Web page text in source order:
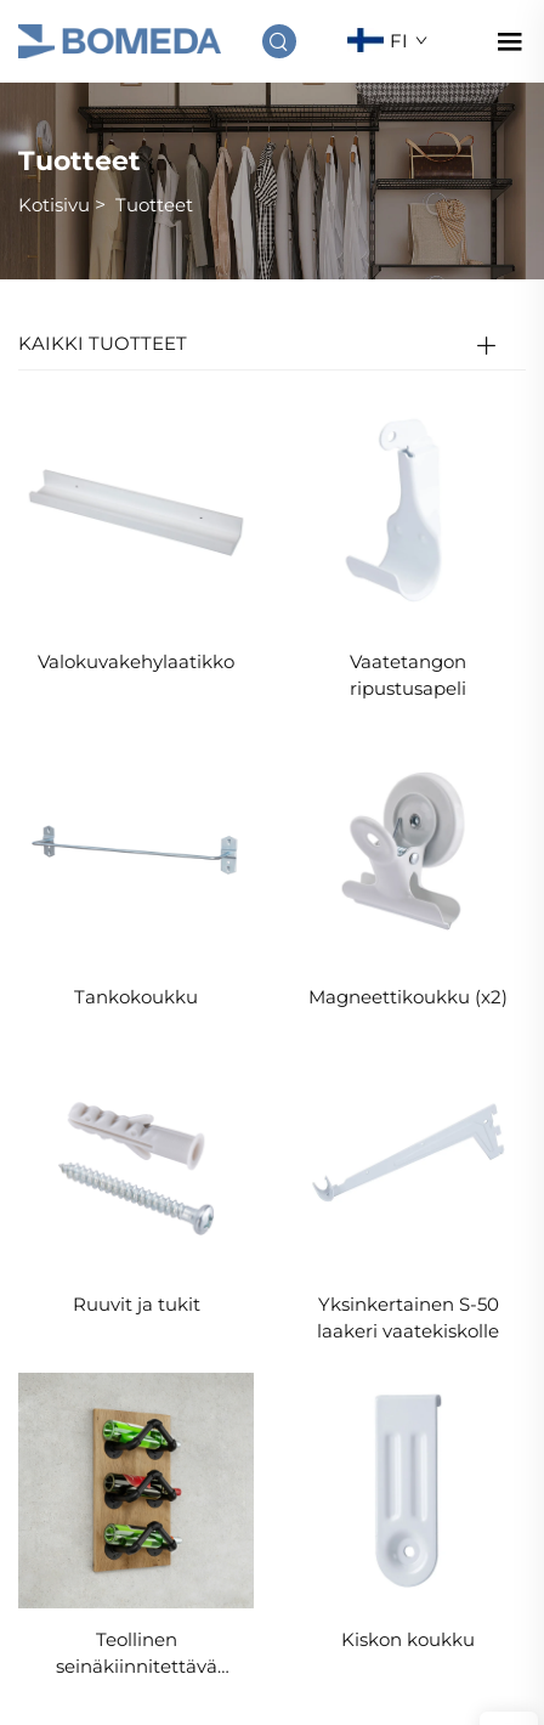
FI
Tuotteet
Kotisivu > Tuotteet
KAIKKI TUOTTEET
Valokuvakehylaatikko
Vaatetangon
ripustusapeli
Tankokoukku Magneettikoukku (x2)
Ruuvit ja tukit
Yksinkertainen S-50
laakeri vaatekiskolle
Teollinen
seinäkiinnitettävä
Kiskon koukku